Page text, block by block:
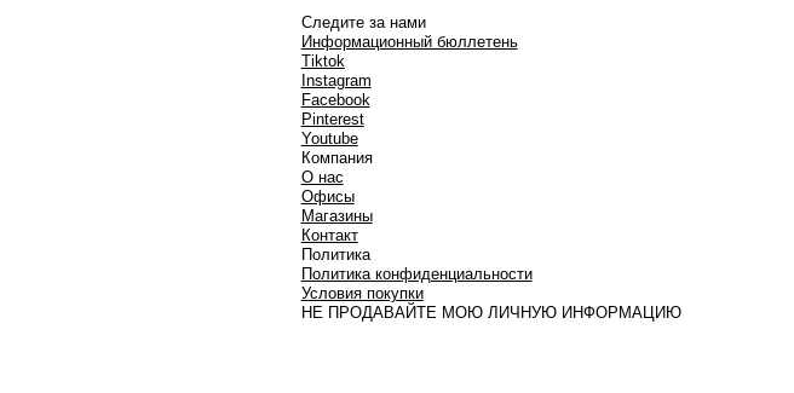
Следите за нами
Информационный бюллетень
Tiktok
Instagram
Facebook
Pinterest
Youtube
Компания
О нас
Офисы
Магазины
Контакт
Политика
Политика конфиденциальности
Условия покупки
НЕ ПРОДАВАЙТЕ МОЮ ЛИЧНУЮ ИНФОРМАЦИЮ